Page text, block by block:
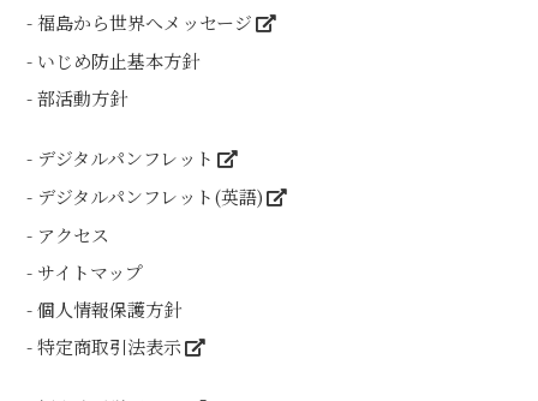
福島から世界へメッセージ
いじめ防止基本方針
部活動方針
デジタルパンフレット
デジタルパンフレット(英語)
アクセス
サイトマップ
個人情報保護方針
特定商取引法表示